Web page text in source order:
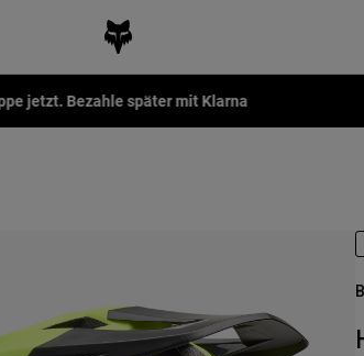
jetzt. Bezahle später mit Klarna